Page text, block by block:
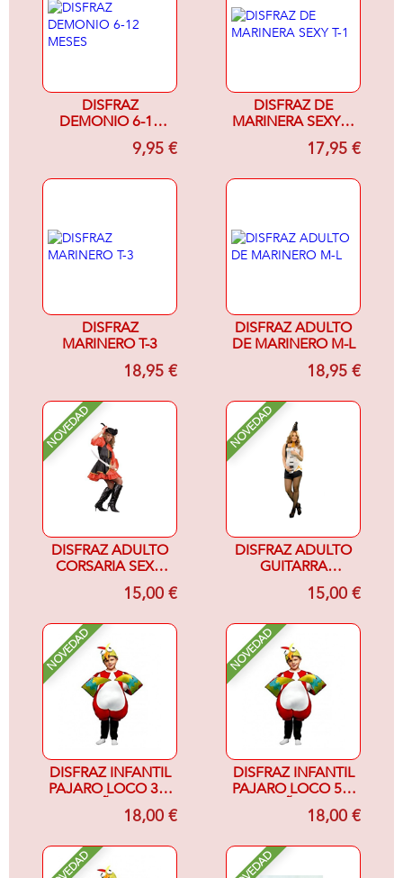
DISFRAZ
DEMONIO 6-12
9,95 €
DISFRAZ DE
MARINERA SEXY T-
17,95 €
DISFRAZ
MARINERO T-3
18,95 €
DISFRAZ ADULTO
DE MARINERO M-L
18,95 €
NOVEDAD
DISFRAZ ADULTO
CORSARIA SEXY-
MUJER-15,00 €
NOVEDAD
DISFRAZ ADULTO
GUITARRA
ELECTRICA15,00 €
NOVEDAD
DISFRAZ INFANTIL
PAJARO LOCO 3-4
AÑOS18,00 €
NOVEDAD
DISFRAZ INFANTIL
PAJARO LOCO 5-6
AÑOS18,00 €